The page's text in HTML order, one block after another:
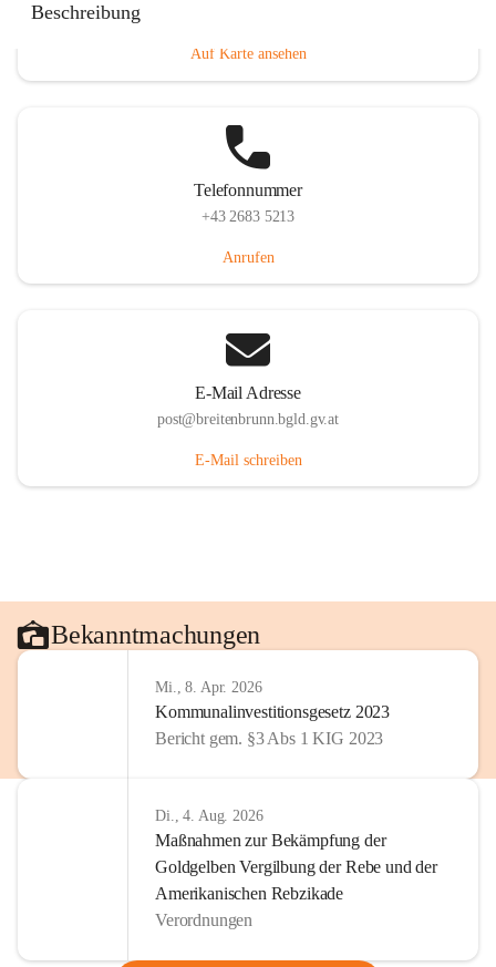
Beschreibung
Auf Karte ansehen
Telefonnummer
+43 2683 5213
Anrufen
E-Mail Adresse
post@breitenbrunn.bgld.gv.at
E-Mail schreiben
Bekanntmachungen
Mi., 8. Apr. 2026
Kommunalinvestitionsgesetz 2023
Bericht gem. §3 Abs 1 KIG 2023
Di., 4. Aug. 2026
Maßnahmen zur Bekämpfung der
Goldgelben Vergilbung der Rebe und der
Amerikanischen Rebzikade
Verordnungen